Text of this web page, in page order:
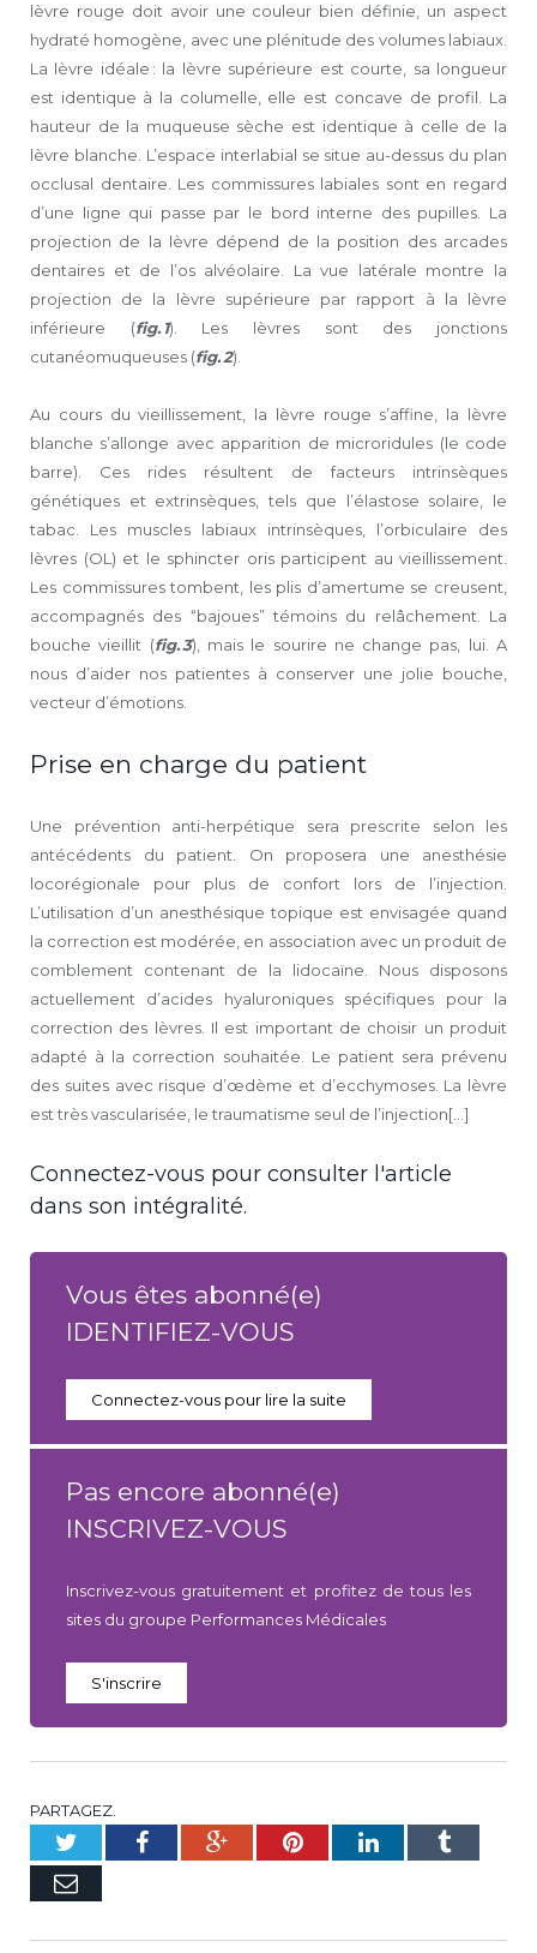
lèvre rouge doit avoir une couleur bien définie, un aspect
hydraté homogène, avec une plénitude des volumes labiaux.
La lèvre idéale : la lèvre supérieure est courte, sa longueur
est identique à la columelle, elle est concave de profil. La
hauteur de la muqueuse sèche est identique à celle de la
lèvre blanche. L’espace interlabial se situe au-dessus du plan
occlusal dentaire. Les commissures labiales sont en regard
d’une ligne qui passe par le bord interne des pupilles. La
projection de la lèvre dépend de la position des arcades
dentaires et de l’os alvéolaire. La vue latérale montre la
projection de la lèvre supérieure par rapport à la lèvre
inférieure (fig. 1). Les lèvres sont des jonctions
cutanéomuqueuses (fig. 2).
Au cours du vieillissement, la lèvre rouge s’affine, la lèvre
blanche s’allonge avec apparition de microridules (le code
barre). Ces rides résultent de facteurs intrinsèques
génétiques et extrinsèques, tels que l’élastose solaire, le
tabac. Les muscles labiaux intrinsèques, l’orbiculaire des
lèvres (OL) et le sphincter oris participent au vieillissement.
Les commissures tombent, les plis d’amertume se creusent,
accompagnés des “bajoues” témoins du relâchement. La
bouche vieillit (fig. 3), mais le sourire ne change pas, lui. A
nous d’aider nos patientes à conserver une jolie bouche,
vecteur d’émotions.
Prise en charge du patient
Une prévention anti-herpétique sera prescrite selon les
antécédents du patient. On proposera une anesthésie
locorégionale pour plus de confort lors de l’injection.
L’utilisation d’un anesthésique topique est envisagée quand
la correction est modérée, en association avec un produit de
comblement contenant de la lidocaïne. Nous disposons
actuellement d’acides hyaluroniques spécifiques pour la
correction des lèvres. Il est important de choisir un produit
adapté à la correction souhaitée. Le patient sera prévenu
des suites avec risque d’œdème et d’ecchymoses. La lèvre
est très vascularisée, le traumatisme seul de l’injection[...]
Connectez-vous pour consulter l'article
dans son intégralité.
Vous êtes abonné(e)
IDENTIFIEZ-VOUS
Connectez-vous pour lire la suite
Pas encore abonné(e)
INSCRIVEZ-VOUS
Inscrivez-vous gratuitement et profitez de tous les
sites du groupe Performances Médicales
S'inscrire
PARTAGEZ.
TwitterFacebookGoogle+PinterestLinkedInTumblr
E-